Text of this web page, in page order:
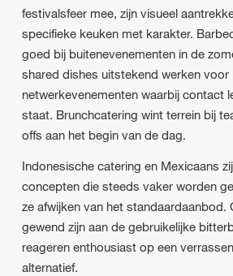
festivalsfeer mee, zijn visueel
specifieke keuken met karakter.
goed bij buitenevenementen in de
shared dishes uitstekend werken voor
netwerkevenementen waarbij contact
staat. Brunchcatering wint terrein bij
offs aan het begin van de dag.
Indonesische catering en Mexicaans
concepten die steeds vaker worden
ze afwijken van het standaardaanbod.
gewend zijn aan de gebruikelijke
reageren enthousiast op een
alternatief.